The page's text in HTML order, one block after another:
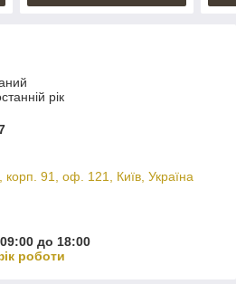
рік
корп. 91, оф. 121, Київ, Україна
до 18:00
роботи